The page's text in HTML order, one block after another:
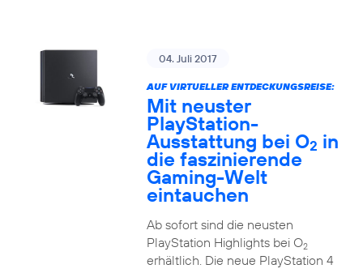
04. Juli 2017
AUF VIRTUELLER ENTDECKUNGSREISE:
Mit neuster
PlayStation-
Ausstattung bei O2 in
die faszinierende
Gaming-Welt
eintauchen
Ab sofort sind die neusten
PlayStation Highlights bei O2
erhältlich. Die neue PlayStation 4